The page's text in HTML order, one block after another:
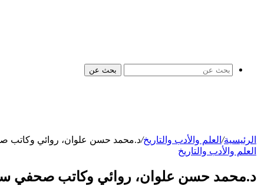
بحث عن
الرئيسية/ العلم والأدب والتاريخ/د.محمد حسن علوان، روائي وكاتب
العلم والأدب والتاريخ
د.محمد حسن علوان، روائي وكاتب صحفي